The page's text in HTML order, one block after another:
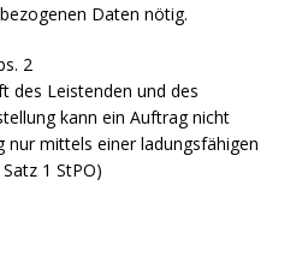
Daten nötig.
2
des Leistenden und des
kann ein Auftrag nicht
nur mittels einer ladungsfähigen
1 StPO)